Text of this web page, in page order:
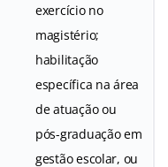
exercício no
magistério;
habilitação
específica na área
de atuação ou
pós-graduação em
gestão escolar, ou